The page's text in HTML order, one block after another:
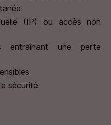
(IP) ou accès non
entraînant une perte
sécurité